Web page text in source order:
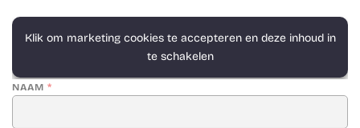
Klik om marketing cookies te accepteren en deze inhoud in
te schakelen
NAAM *